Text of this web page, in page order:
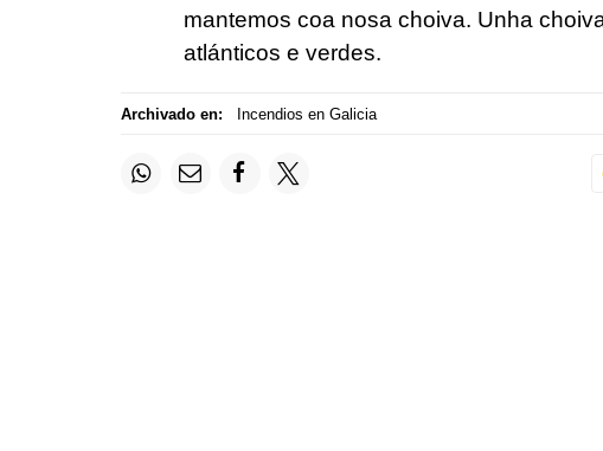
mantemos coa nosa choiva. Unha
atlánticos e verdes.
Archivado en: Incendios en Galicia